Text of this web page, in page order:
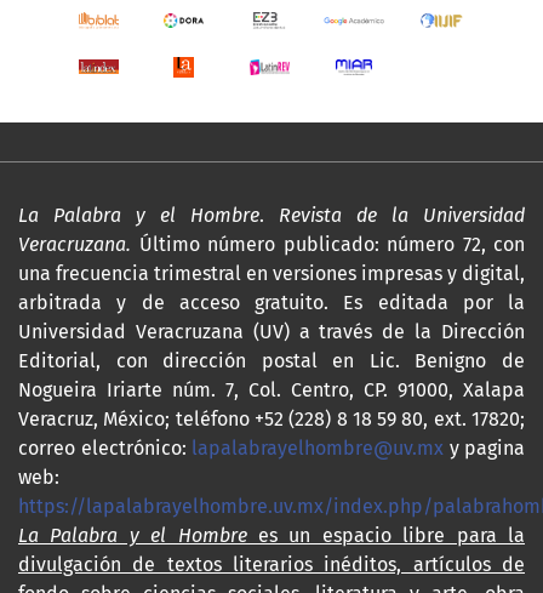
La Palabra y el Hombre. Revista de la Universidad
Veracruzana. Último número publicado: número 72, con
una frecuencia trimestral en versiones impresas y digital,
arbitrada y de acceso gratuito. Es editada por la
Universidad Veracruzana (UV) a través de la Dirección
Editorial, con dirección postal en Lic. Benigno de
Nogueira Iriarte núm. 7, Col. Centro, CP. 91000, Xalapa
Veracruz, México; teléfono +52 (228) 8 18 59 80, ext. 17820;
correo electrónico: lapalabrayelhombre@uv.mx y pagina
web:
https://lapalabrayelhombre.uv.mx/index.php/
La Palabra y el Hombre es un espacio libre para la
divulgación de textos literarios inéditos, artículos de